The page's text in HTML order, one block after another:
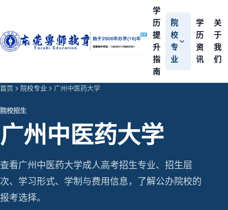
学
历
提
升
指
南
院
校
专
业
学
历
资
讯
关
于
我
们
首页 院校专业 广州中医药大学
院校招生
广州中医药大学
查看广州中医药大学成人高考招生专业、招生层
次、学习形式、学制与费用信息，了解公办院校的
报考选择。